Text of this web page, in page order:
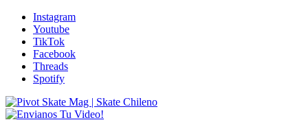
Instagram
Youtube
TikTok
Facebook
Threads
Spotify